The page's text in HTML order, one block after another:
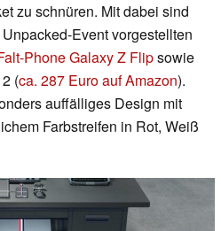
zu schnüren. Mit dabei sind
Event vorgestellten
Phone Galaxy Z Flipsowie
(ca. 287 Euro auf Amazon).
auffälliges Design mit
Farbstreifen in Rot, Weiß